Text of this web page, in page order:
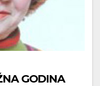
Jagoda Kljaić: SNJEŽNA GODINA